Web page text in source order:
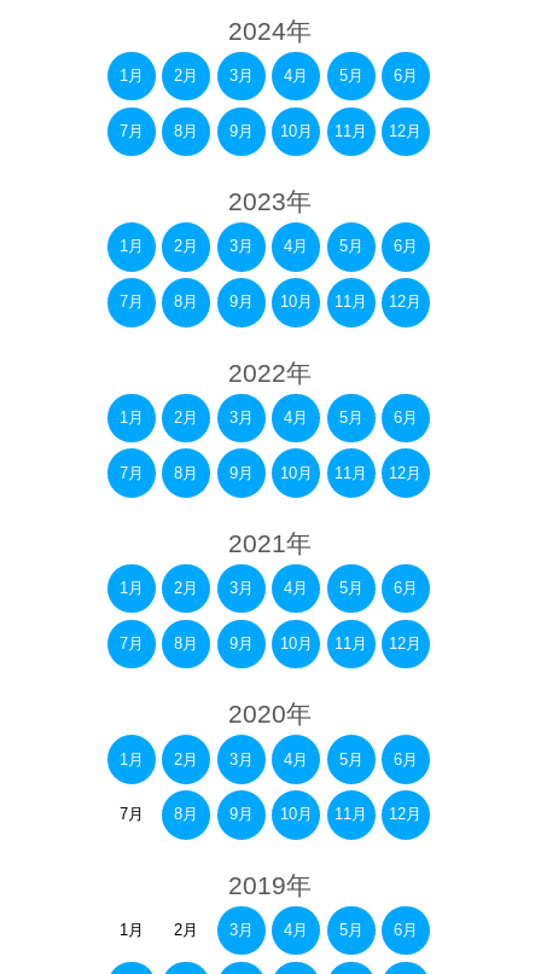
2024年
1月 2月 3月 4月 5月 6月
7月 8月 9月 10月 11月 12月
2023年
1月 2月 3月 4月 5月 6月
7月 8月 9月 10月 11月 12月
2022年
1月 2月 3月 4月 5月 6月
7月 8月 9月 10月 11月 12月
2021年
1月 2月 3月 4月 5月 6月
7月 8月 9月 10月 11月 12月
2020年
1月 2月 3月 4月 5月 6月
7月 8月 9月 10月 11月 12月
2019年
1月 2月 3月 4月 5月 6月